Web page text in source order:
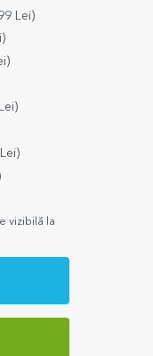
Lei)
vizibilă la